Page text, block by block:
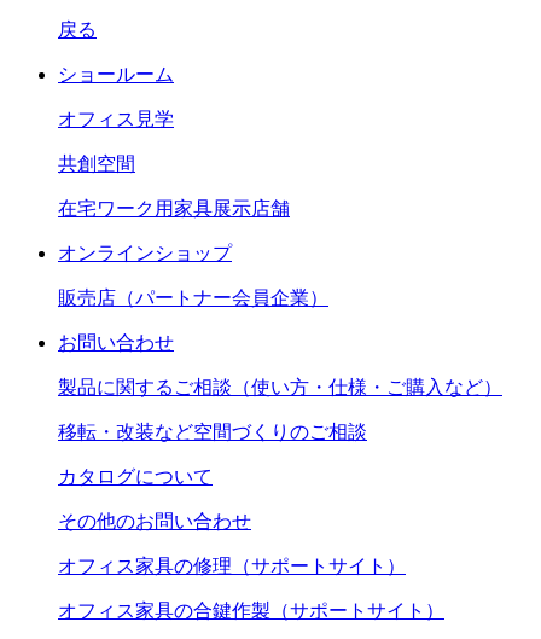
戻る
ショールーム
オフィス見学
共創空間
在宅ワーク用家具展示店舗
オンラインショップ
販売店（パートナー会員企業）
お問い合わせ
製品に関するご相談（使い方・仕様・ご購入など）
移転・改装など空間づくりのご相談
カタログについて
その他のお問い合わせ
オフィス家具の修理（サポートサイト）
オフィス家具の合鍵作製（サポートサイト）